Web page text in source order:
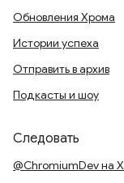
Обновления Хрома
Истории успеха
Отправить в архив
Подкасты и шоу
Следовать
@ChromiumDev на X